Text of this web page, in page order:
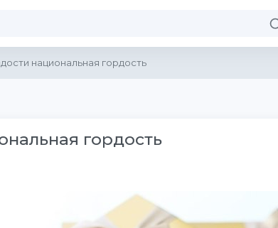
национальная гордость
гордость